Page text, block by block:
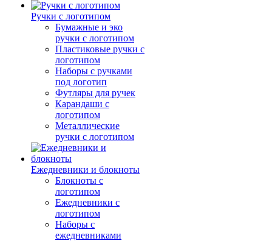
Ручки с логотипом
Бумажные и эко
ручки с логотипом
Пластиковые ручки с
логотипом
Наборы с ручками
под логотип
Футляры для ручек
Карандаши с
логотипом
Металлические
ручки с логотипом
Ежедневники и блокноты
Блокноты с
логотипом
Ежедневники с
логотипом
Наборы с
ежедневниками